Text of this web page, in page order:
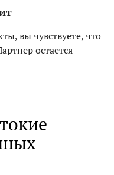
вы чувствуете, что
остается